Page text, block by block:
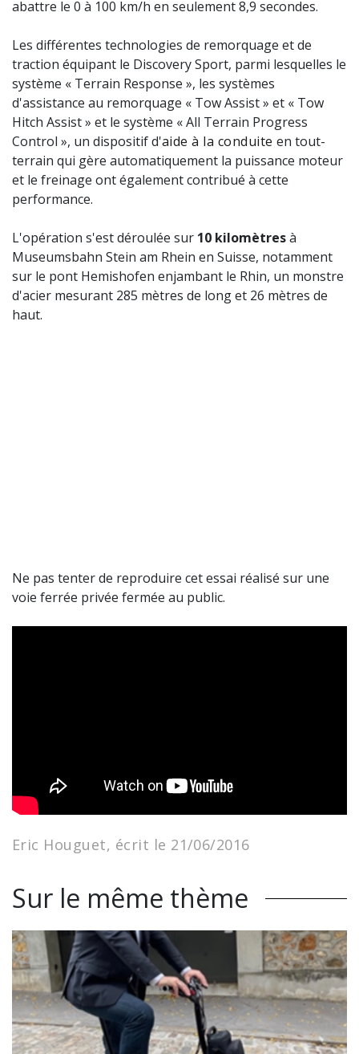
abattre le 0 à 100 km/h en seulement 8,9 secondes.
Les différentes technologies de remorquage et de
traction équipant le Discovery Sport, parmi lesquelles le
système « Terrain Response », les systèmes
d'assistance au remorquage « Tow Assist » et « Tow
Hitch Assist » et le système « All Terrain Progress
Control », un dispositif d'aide à la conduite en tout-
terrain qui gère automatiquement la puissance moteur
et le freinage ont également contribué à cette
performance.
L'opération s'est déroulée sur 10 kilomètresà
Museumsbahn Stein am Rhein en Suisse, notamment
sur le pont Hemishofen enjambant le Rhin, un monstre
d'acier mesurant 285 mètres de long et 26 mètres de
haut.
Ne pas tenter de reproduire cet essai réalisé sur une
voie ferrée privée fermée au public.
Eric Houguet, écrit le 21/06/2016
Sur le même thème